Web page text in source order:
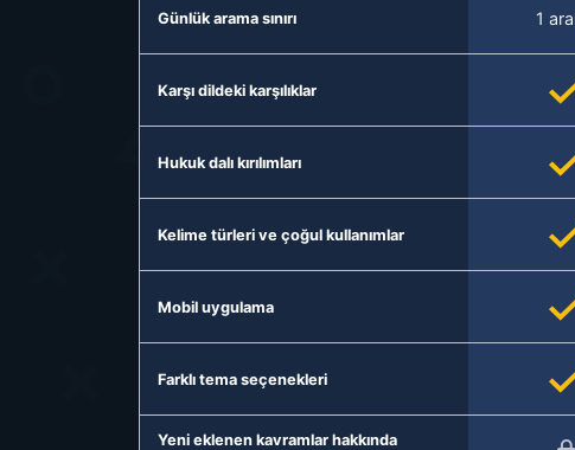
Günlük arama sınırı 1
Karşı dildeki karşılıklar
Hukuk dalı kırılımları
Kelime türleri ve çoğul kullanımlar
Mobil uygulama
Farklı tema seçenekleri
Yeni eklenen kavramlar hakkında